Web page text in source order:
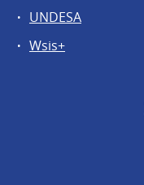
UNDESA
Wsis+